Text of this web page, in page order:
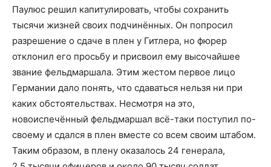
Паулюс решил капитулировать, чтобы сохранить
тысячи жизней своих подчинённых. Он попросил
разрешение о сдаче в плен у Гитлера, но фюрер
отклонил его просьбу и присвоил ему высочайшее
звание фельдмаршала. Этим жестом первое лицо
Германии дало понять, что сдаваться нельзя ни при
каких обстоятельствах. Несмотря на это,
новоиспечённый фельдмаршал всё-таки поступил по-
своему и сдался в плен вместе со всем своим штабом.
Таким образом, в плену оказалось 24 генерала,